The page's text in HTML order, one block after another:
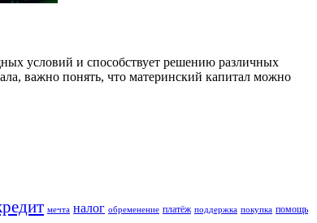
условий и способствует решению различных
важно понять, что материнский капитал можно
мечта налог обременение платёж поддержка покупка помощь